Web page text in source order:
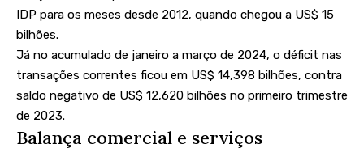
IDP para os meses desde 2012, quando chegou a US$ 15
bilhões.
Já no acumulado de janeiro a março de 2024, o déficit nas
transações correntes ficou em US$ 14,398 bilhões, contra
saldo negativo de US$ 12,620 bilhões no primeiro trimestre
de 2023.
Balança comercial e serviços